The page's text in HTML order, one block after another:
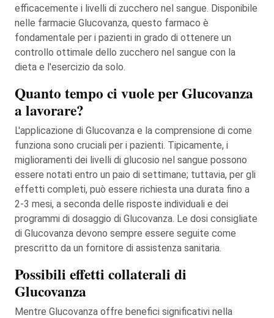
efficacemente i livelli di zucchero nel sangue. Disponibile
nelle farmacie Glucovanza, questo farmaco è
fondamentale per i pazienti in grado di ottenere un
controllo ottimale dello zucchero nel sangue con la
dieta e l'esercizio da solo.
Quanto tempo ci vuole per Glucovanza
a lavorare?
L'applicazione di Glucovanza e la comprensione di come
funziona sono cruciali per i pazienti. Tipicamente, i
miglioramenti dei livelli di glucosio nel sangue possono
essere notati entro un paio di settimane; tuttavia, per gli
effetti completi, può essere richiesta una durata fino a
2-3 mesi, a seconda delle risposte individuali e dei
programmi di dosaggio di Glucovanza. Le dosi consigliate
di Glucovanza devono sempre essere seguite come
prescritto da un fornitore di assistenza sanitaria.
Possibili effetti collaterali di
Glucovanza
Mentre Glucovanza offre benefici significativi nella